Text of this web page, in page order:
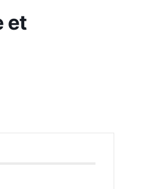
et